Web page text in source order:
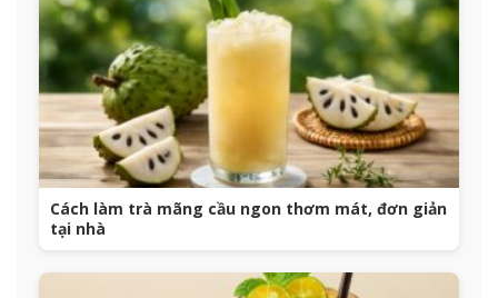
Cách làm trà mãng cầu ngon thơm mát, đơn giản
tại nhà